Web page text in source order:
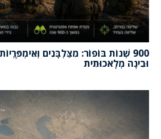
900 שְׁנוֹת בּוֹפוֹר: מִצַּלְבָּנִים
וּבִינָה מְלָאכוּתִית